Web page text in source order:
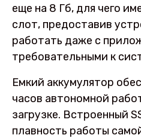
еще на 8 Гб, для чего
слот, предоставив
работать даже с
требовательными к
Емкий аккумулятор
часов автономной
загрузке. Встроенный
плавность работы